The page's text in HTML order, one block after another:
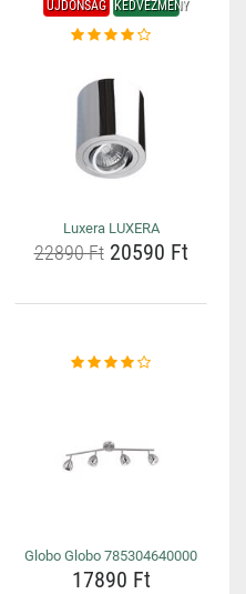
ÚJDONSÁG KEDVEZMÉNY
Luxera LUXERA
22890 Ft20590 Ft
Globo Globo 785304640000
17890 Ft